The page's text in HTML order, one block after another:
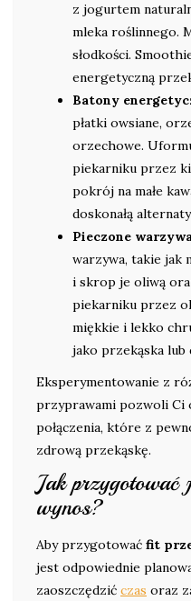
z jogurtem
mleka roślinnego.
słodkości.
energetyczną
Batony
płatki owsiane,
orzechowe.
piekarniku przez
pokrój na małe
doskonałą
Pieczone
warzywa, takie jak
i skrop je oliwą
piekarniku przez
miękkie i lekko
jako przekąska lub
Eksperymentowanie z
przyprawami pozwoli Ci
połączenia, które z
zdrową przekąskę.
Jak przygotować
wynos?
Aby przygotować fit
jest odpowiednie
zaoszczędzić czas oraz